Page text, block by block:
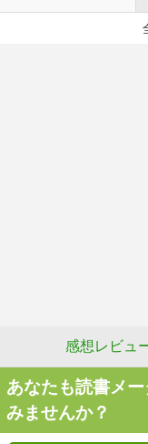
感想レビュ
あなたも読書メ
みませんか？